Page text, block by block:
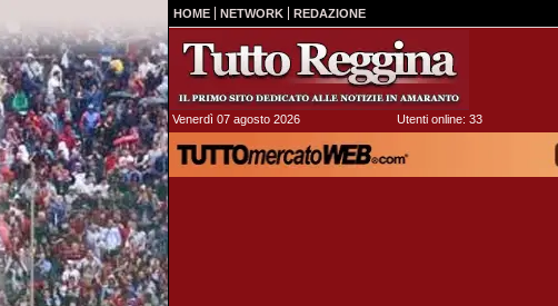
HOME NETWORK REDAZIONE
Venerdì 07 agosto 2026 Utenti online: 33